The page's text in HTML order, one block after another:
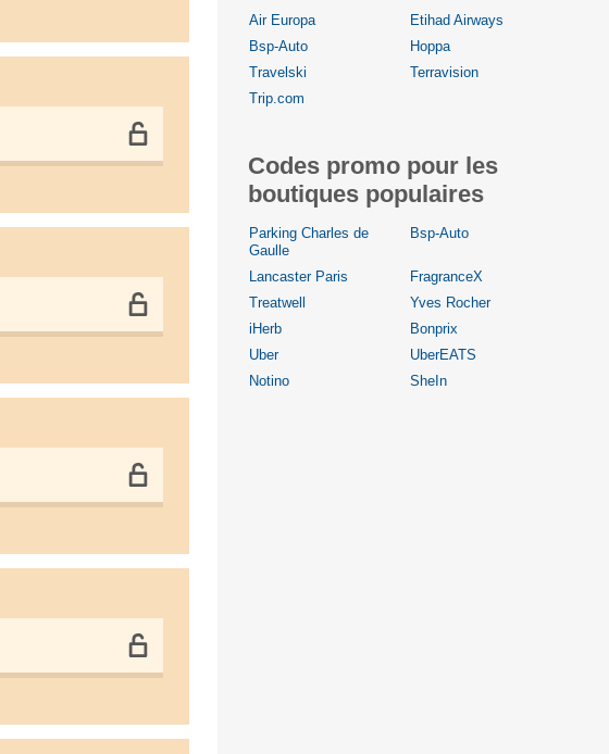
Air Europa
Etihad Airways
Bsp-Auto
Hoppa
Travelski
Terravision
Trip.com
Codes promo pour les
boutiques populaires
Parking Charles de
Gaulle
Bsp-Auto
Lancaster Paris
FragranceX
Treatwell
Yves Rocher
iHerb
Bonprix
Uber
UberEATS
Notino
SheIn